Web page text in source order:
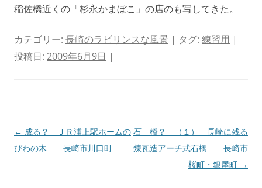
稲佐橋近くの「杉永かまぼこ」の店のも写してきた。
カテゴリー: 長崎のラビリンスな風景 | タグ: 練習用 |
投稿日: 2009年6月9日 |
投
稿
← 成る？ ＪＲ浦上駅ホームの
びわの木 長崎市川口町
石 橋？ （１） 長崎に残る
煉瓦造アーチ式石橋 長崎市
桜町・銀屋町 →